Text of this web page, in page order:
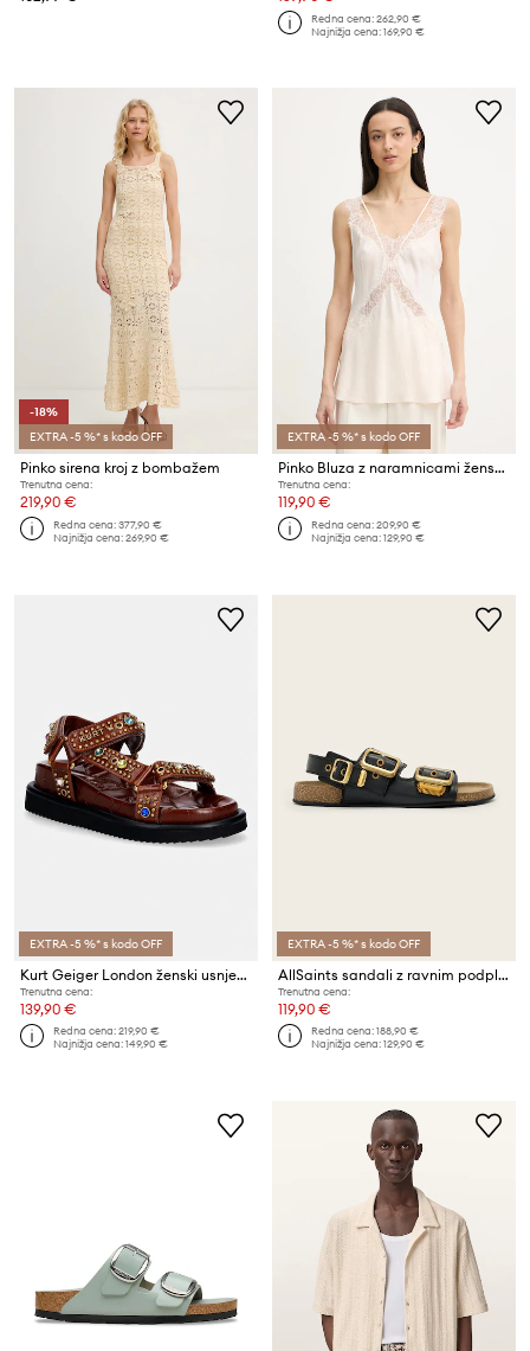
Redna cena:262,90 €
Najnižja cena:169,90 €
-18%
EXTRA -5 %* s kodo OFF
Pinko sirena kroj z bombažem
Trenutna cena:
219,90 €
Redna cena:377,90 €
Najnižja cena:269,90 €
EXTRA -5 %* s kodo OFF
Pinko Bluza z naramnicami ženska viskozna
Trenutna cena:
119,90 €
Redna cena:209,90 €
Najnižja cena:129,90 €
EXTRA -5 %* s kodo OFF
Kurt Geiger London ženski usnjeni sandali Orson Sandal
Trenutna cena:
139,90 €
Redna cena:219,90 €
Najnižja cena:149,90 €
EXTRA -5 %* s kodo OFF
AllSaints sandali z ravnim podplatom ženski usnjeni Staffa Sandal
Trenutna cena:
119,90 €
Redna cena:188,90 €
Najnižja cena:129,90 €